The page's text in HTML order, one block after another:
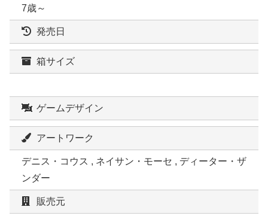
7歳～
発売日
箱サイズ
ゲームデザイン
アートワーク
デニス・コウス , ネイサン・モーセ , ディーター・ザ
ンダー
販売元